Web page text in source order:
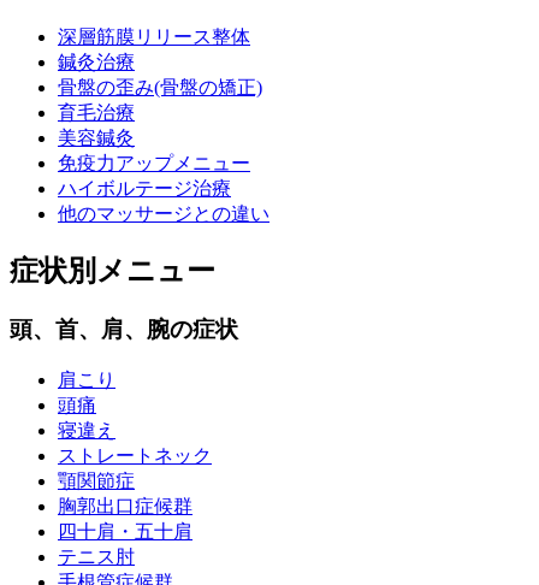
深層筋膜リリース整体
鍼灸治療
骨盤の歪み(骨盤の矯正)
育毛治療
美容鍼灸
免疫力アップメニュー
ハイボルテージ治療
他のマッサージとの違い
症状別メニュー
頭、首、肩、腕の症状
肩こり
頭痛
寝違え
ストレートネック
顎関節症
胸郭出口症候群
四十肩・五十肩
テニス肘